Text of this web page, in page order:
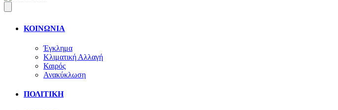
ΚΟΙΝΩΝΙΑ
Έγκλημα
Κλιματική Αλλαγή
Καιρός
Ανακύκλωση
ΠΟΛΙΤΙΚΗ